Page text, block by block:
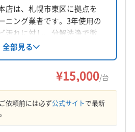
恵庭市 江別市
稲区 札幌市清田区
札幌市西区
札幌市白石区
島市
石狩郡新篠津村
店は、札幌市東区に拠点を
ニング業者です。3年使用の
汚れに対し、分解洗浄で徹
ービスを提供しています。
らで、複数台割引や消臭抗菌
ンも用意。対応エリアは札
道内です。月～土曜日の9時
います。
全部見る
¥15,000/台
ご依頼前には必ず公式サイトで最新